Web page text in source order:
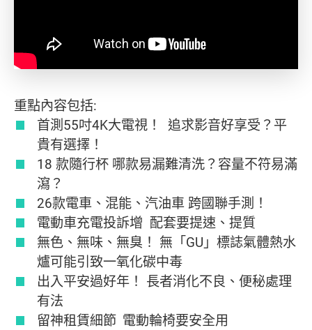
重點內容包括:
首測55吋4K大電視！ 追求影音好享受？平
貴有選擇！
18 款隨行杯 哪款易漏難清洗？容量不符易滿
瀉？
26款電車、混能、汽油車 跨國聯手測！
電動車充電投訴增 配套要提速、提質
無色、無味、無臭！ 無「GU」標誌氣體熱水
爐可能引致一氧化碳中毒
出入平安過好年！ 長者消化不良、便秘處理
有法
留神租賃細節 電動輪椅要安全用